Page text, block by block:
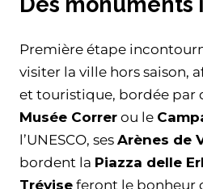
Première étape
visiter la ville hors saison,
et touristique, bordée par
Musée Correr ou le
l’UNESCO, ses Arènes de
bordent la Piazza delle
Trévise feront le bonheur